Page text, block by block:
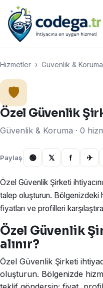
Hizmetler › Güvenlik & Koruma
🛡️
Özel Güvenlik
Güvenlik & Koruma · 0
Paylaş 🟢 𝕏 f ✈
Özel Güvenlik Şirketi
talep oluşturun. Bölgenizdeki
fiyatları ve profilleri
Özel Güvenlik
alınır?
Özel Güvenlik Şirketi
oluşturun. Bölgenizde